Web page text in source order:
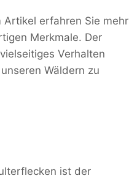
Artikel erfahren Sie mehr
Merkmale. Der
Verhalten
Wäldern zu
ist der